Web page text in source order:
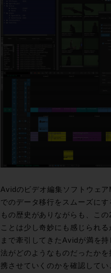
Avidのビデオ編集ソフトウェ
でのデータ移行をスムーズに
もの歴史がありながらも、こ
ことは少し奇妙にも感じられ
まで牽引してきたAvidが満を
法がどのようなものだったか
携させていくのかを確認してい